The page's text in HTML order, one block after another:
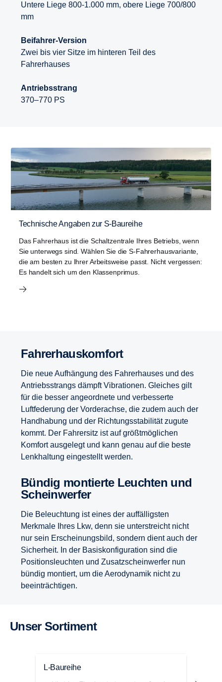
Untere Liege 800-1.000 mm, obere Liege 700/800
mm
Beifahrer-Version
Zwei bis vier Sitze im hinteren Teil des
Fahrerhauses
Antriebsstrang
370–770 PS
Technische Angaben zur S-Baureihe
Das Fahrerhaus ist die Schaltzentrale Ihres Betriebs, wenn
Sie unterwegs sind. Wählen Sie die S-Fahrerhausvariante,
die am besten zu Ihrer Arbeitsweise passt. Nicht vergessen:
Es handelt sich um den Klassenprimus.
Fahrer­haus­kom­fort
Die neue Aufhängung des Fahrerhauses und des
Antriebsstrangs dämpft Vibrationen. Gleiches gilt
für die besser angeordnete und verbesserte
Luftfederung der Vorderachse, die zudem auch der
Handhabung und der Richtungsstabilität zugute
kommt. Der Fahrersitz ist auf größtmöglichen
Komfort ausgelegt und kann genau auf die beste
Lenkhaltung eingestellt werden.
Bündig montierte Leuchten und
Schein­werfer
Die Beleuchtung ist eines der auffälligsten
Merkmale Ihres Lkw, denn sie unterstreicht nicht
nur sein Erscheinungsbild, sondern dient auch der
Sicherheit. In der Basiskonfiguration sind die
Positionsleuchten und Zusatzscheinwerfer nun
bündig montiert, um die Aerodynamik nicht zu
beeinträchtigen.
Unser Sorti­ment
L-Baureihe